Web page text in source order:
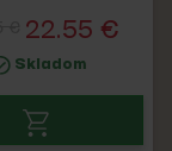
22.55 €
Skladom